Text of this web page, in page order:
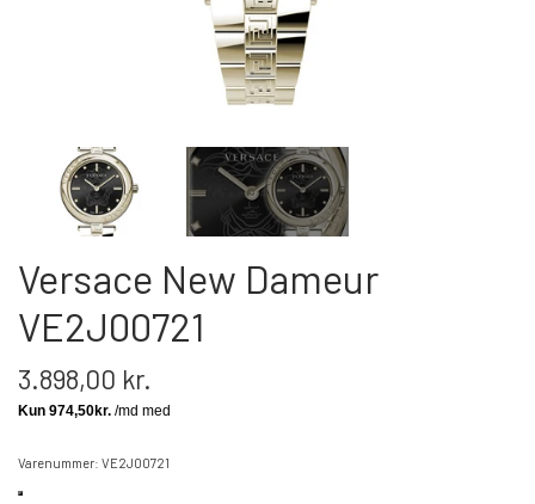
GAVEIDÉ
Versace New Dameur
VE2J00721
3.898,00 kr.
Varenummer: VE2J00721